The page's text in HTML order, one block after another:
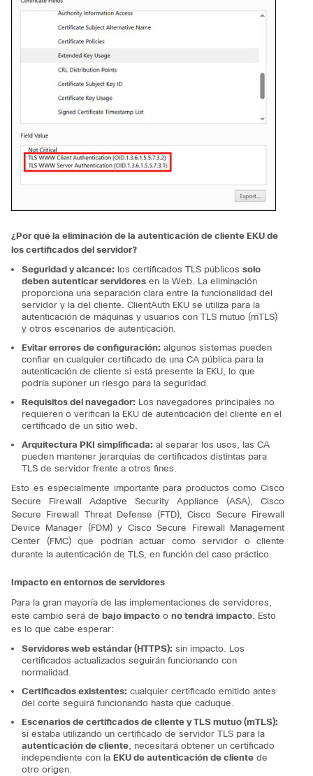
¿Por qué la eliminación de la autenticación de cliente EKU de
los certificados del servidor?
Seguridad y alcance: los certificados TLS públicos solo
deben autenticar servidores en la Web. La eliminación
proporciona una separación clara entre la funcionalidad del
servidor y la del cliente. ClientAuth EKU se utiliza para la
autenticación de máquinas y usuarios con TLS mutuo (mTLS)
y otros escenarios de autenticación.
Evitar errores de configuración: algunos sistemas pueden
confiar en cualquier certificado de una CA pública para la
autenticación de cliente si está presente la EKU, lo que
podría suponer un riesgo para la seguridad.
Requisitos del navegador: Los navegadores principales no
requieren o verifican la EKU de autenticación del cliente en el
certificado de un sitio web.
Arquitectura PKI simplificada: al separar los usos, las CA
pueden mantener jerarquías de certificados distintas para
TLS de servidor frente a otros fines.
Esto es especialmente importante para productos como Cisco
Secure Firewall Adaptive Security Appliance (ASA), Cisco
Secure Firewall Threat Defense (FTD), Cisco Secure Firewall
Device Manager (FDM) y Cisco Secure Firewall Management
Center (FMC) que podrían actuar como servidor o cliente
durante la autenticación de TLS, en función del caso práctico.
Impacto en entornos de servidores
Para la gran mayoría de las implementaciones de servidores,
este cambio será de bajo impacto o no tendrá impacto. Esto
es lo que cabe esperar:
Servidores web estándar (HTTPS): sin impacto. Los
certificados actualizados seguirán funcionando con
normalidad.
Certificados existentes: cualquier certificado emitido antes
del corte seguirá funcionando hasta que caduque.
Escenarios de certificados de cliente y TLS mutuo (mTLS):
si estaba utilizando un certificado de servidor TLS para la
autenticación de cliente, necesitará obtener un certificado
independiente con la EKU de autenticación de cliente de
otro origen.